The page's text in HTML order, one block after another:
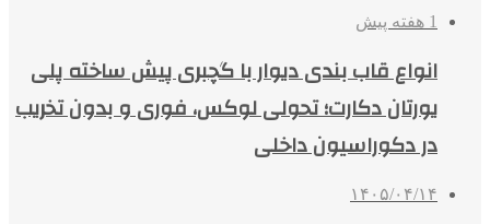
1 هفته پیش
انواع قاب بندی دیوار با گچبری پیش ساخته پلی
یورتان دکارت؛ تحولی لوکس، فوری و بدون تخریب
در دکوراسیون داخلی
۱۴۰۵/۰۴/۱۴